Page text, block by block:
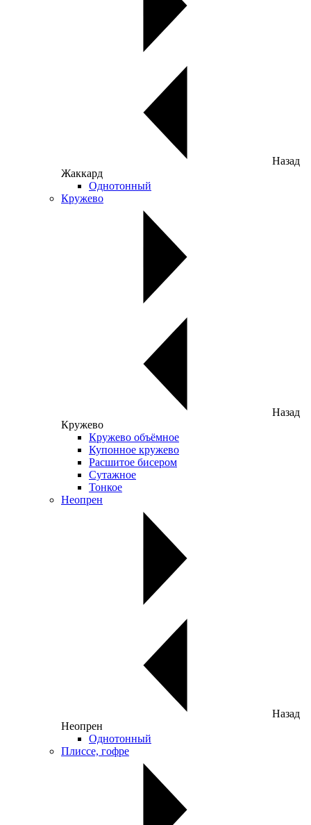
Назад
Жаккард
Однотонный
Кружево
Назад
Кружево
Кружево объёмное
Купонное кружево
Расшитое бисером
Сутажное
Тонкое
Неопрен
Назад
Неопрен
Однотонный
Плиссе, гофре